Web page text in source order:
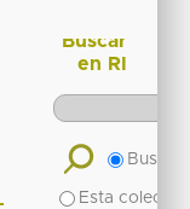
Buscar
en RI
Buscar
Esta